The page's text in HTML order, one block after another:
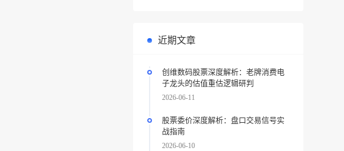
近期文章
创维数码股票深度解析：老牌消费电
子龙头的估值重估逻辑研判
2026-06-11
股票委价深度解析：盘口交易信号实
战指南
2026-06-10